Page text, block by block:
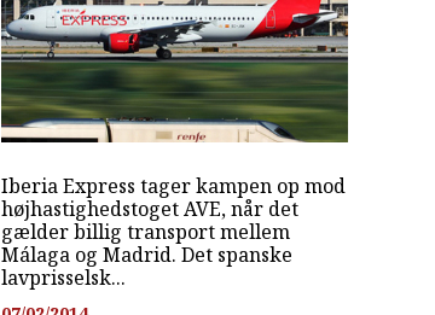
Iberia Express tager kampen op mod
højhastighedstoget AVE, når det
gælder billig transport mellem
Málaga og Madrid. Det spanske
lavprisselsk...